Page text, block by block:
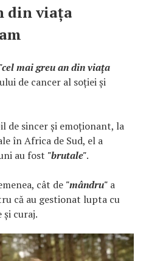
din viața
"cel mai greu an din viața
de cancer al soției și
sincer și emoționant, la
în Africa de Sud, el a
au fost "brutale".
cât de "mândru" a
că au gestionat lupta cu
și curaj.